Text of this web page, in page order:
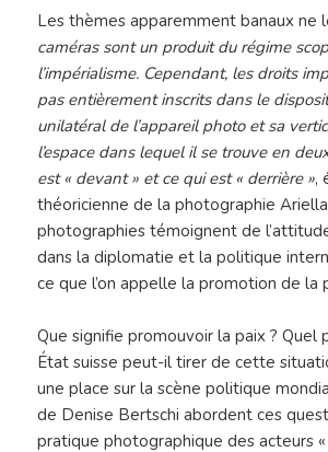
Les thèmes apparemment banaux ne
caméras sont un produit du régime
l’impérialisme. Cependant, les droits
pas entièrement inscrits dans le
unilatéral de l’appareil photo et sa
l’espace dans lequel il se trouve en
est « devant » et ce qui est « derrière »,
théoricienne de la photographie
photographies témoignent de
dans la diplomatie et la politique
ce que l’on appelle la promotion de la
Que signifie promouvoir la paix ?
État suisse peut-il tirer de cette
une place sur la scène politique
de Denise Bertschi abordent ces
pratique photographique des acteurs